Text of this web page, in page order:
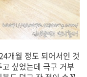
개월 정도 되어서인 것
싶었는데 극구 거부